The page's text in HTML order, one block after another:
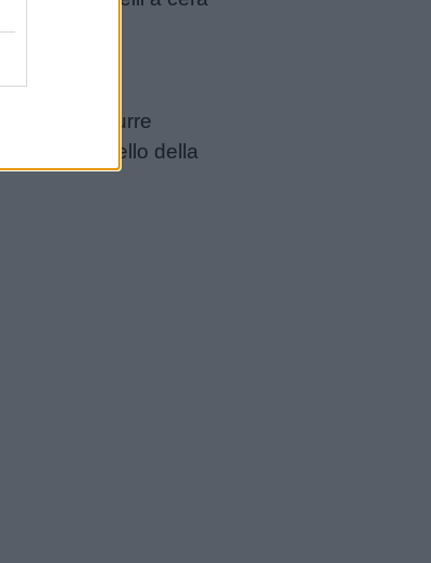
riprodurre
simile a quello della